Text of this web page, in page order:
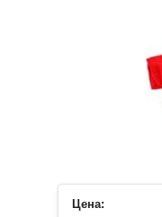
Цена: